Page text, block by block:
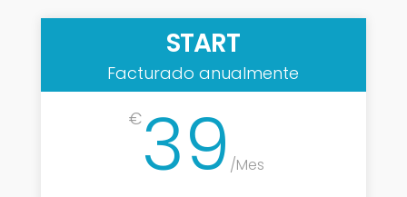
START
Facturado anualmente
€39 /Mes